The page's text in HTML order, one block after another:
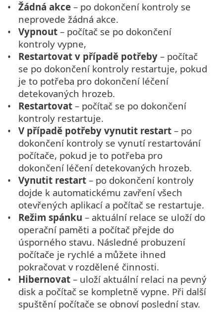
Žádná akce – po dokončení kontroly se
neprovede žádná akce.
Vypnout – počítač se po dokončení
kontroly vypne,
Restartovat v případě potřeby – počítač
se po dokončení kontroly restartuje, pokud
je to potřeba pro dokončení léčení
detekovaných hrozeb.
Restartovat – počítač se po dokončení
kontroly restartuje.
V případě potřeby vynutit restart – po
dokončení kontroly se vynutí restartování
počítače, pokud je to potřeba pro
dokončení léčení detekovaných hrozeb.
Vynutit restart – po dokončení kontroly
dojde k automatickému zavření všech
otevřených aplikací a počítač se restartuje.
Režim spánku – aktuální relace se uloží do
operační paměti a počítač přejde do
úsporného stavu. Následné probuzení
počítače je rychlé a můžete ihned
pokračovat v rozdělené činnosti.
Hibernovat – uloží aktuální relaci na pevný
disk a počítač se kompletně vypne. Při další
spuštění počítače se obnoví poslední stav.